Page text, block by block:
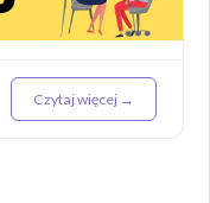
Czytaj więcej →